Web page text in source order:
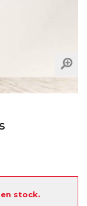
stock.